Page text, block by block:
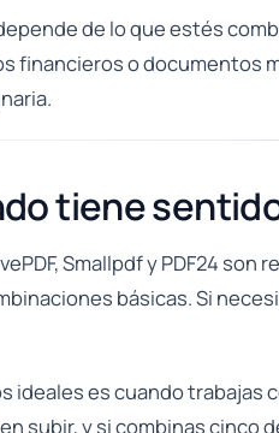
de lo que estés
financieros o documentos
tiene
Smallpdf y PDF24
básicas. Si
ideales es cuando trabajas
subir, y si combinas cinco